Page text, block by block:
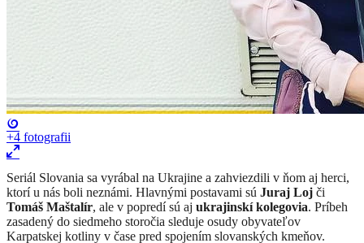
+4 fotografii
​Seriál Slovania sa vyrábal na Ukrajine a zahviezdili v ňom aj herci,
ktorí u nás boli neznámi. Hlavnými postavami sú Juraj Loj či
Tomáš Maštalír, ale v popredí sú aj ukrajinskí kolegovia. Príbeh
zasadený do siedmeho storočia sleduje osudy obyvateľov
Karpatskej kotliny v čase pred spojením slovanských kmeňov.